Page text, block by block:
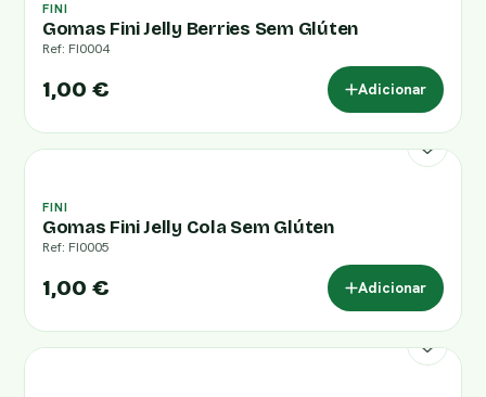
FINI
Gomas Fini Jelly Berries Sem Glúten
Ref: FI0004
1,00 € Adicionar
FINI
Gomas Fini Jelly Cola Sem Glúten
Ref: FI0005
1,00 € Adicionar